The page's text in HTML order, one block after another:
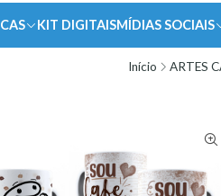
KIT DIGITAISMÍDIAS SOCIAIS
Início ARTES